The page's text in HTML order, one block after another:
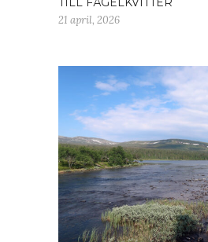
21 april, 2026